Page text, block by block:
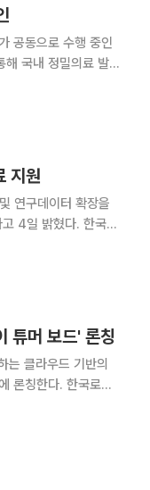
공동으로 수행 중인
국내 정밀의료 발전
지원
연구데이터 확장을
밝혔다. 한국로
튜머 보드' 론칭
는 클라우드 기반의
론칭한다. 한국로슈